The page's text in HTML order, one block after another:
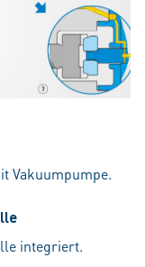
Vakuumpumpe.
integriert.